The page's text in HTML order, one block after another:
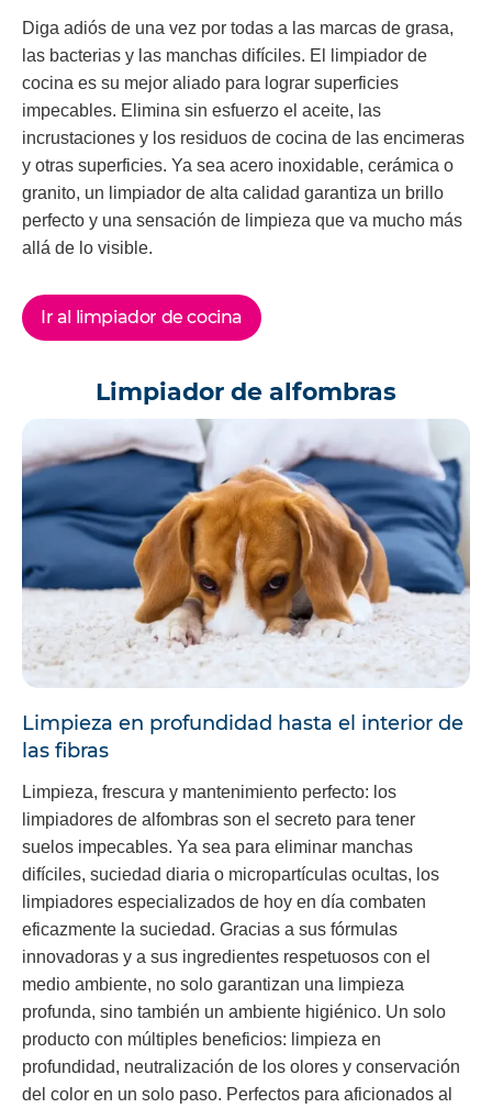
Diga adiós de una vez por todas a las marcas de grasa,
las bacterias y las manchas difíciles. El limpiador de
cocina es su mejor aliado para lograr superficies
impecables. Elimina sin esfuerzo el aceite, las
incrustaciones y los residuos de cocina de las encimeras
y otras superficies. Ya sea acero inoxidable, cerámica o
granito, un limpiador de alta calidad garantiza un brillo
perfecto y una sensación de limpieza que va mucho más
allá de lo visible.
Ir al limpiador de cocina
Limpiador de alfombras
Limpieza en profundidad hasta el interior de
las fibras
Limpieza, frescura y mantenimiento perfecto: los
limpiadores de alfombras son el secreto para tener
suelos impecables. Ya sea para eliminar manchas
difíciles, suciedad diaria o micropartículas ocultas, los
limpiadores especializados de hoy en día combaten
eficazmente la suciedad. Gracias a sus fórmulas
innovadoras y a sus ingredientes respetuosos con el
medio ambiente, no solo garantizan una limpieza
profunda, sino también un ambiente higiénico. Un solo
producto con múltiples beneficios: limpieza en
profundidad, neutralización de los olores y conservación
del color en un solo paso. Perfectos para aficionados al